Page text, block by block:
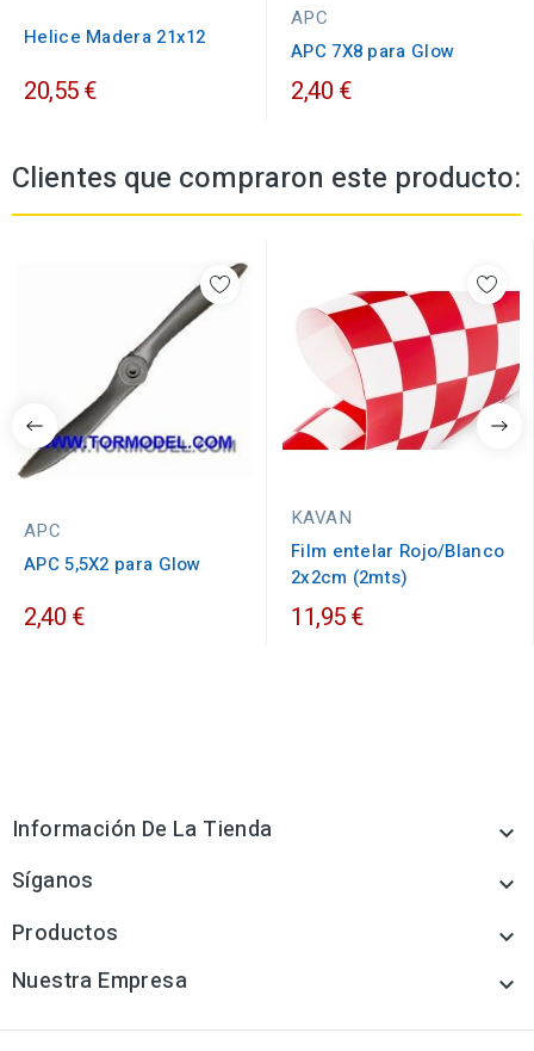
Helice Madera 21x12
20,55 €
APC
APC 7X8 para Glow
2,40 €
Clientes que compraron este producto:
APC
APC 5,5X2 para Glow
2,40 €
KAVAN
Film entelar Rojo/Blanco
2x2cm (2mts)
11,95 €
Información De La Tienda 
Síganos 
Productos 
Nuestra Empresa 